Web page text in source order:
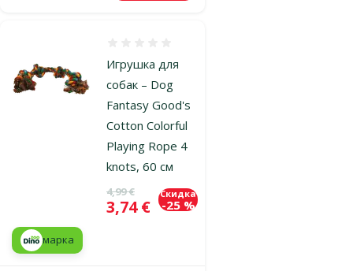
Игрушка для
собак – Dog
Fantasy Good's
Cotton Colorful
Playing Rope 4
knots, 60 см
Исходная цена
4,99 €
Цена
3,74 €
Скидка
-25 %
марка